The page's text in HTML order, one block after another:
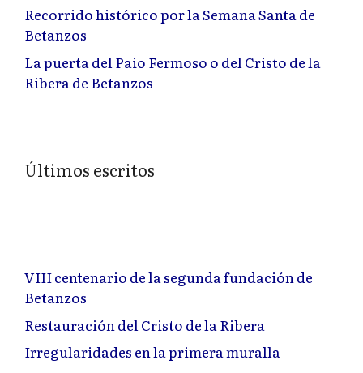
Recorrido histórico por la Semana Santa de
Betanzos
La puerta del Paio Fermoso o del Cristo de la
Ribera de Betanzos
Últimos escritos
VIII centenario de la segunda fundación de
Betanzos
Restauración del Cristo de la Ribera
Irregularidades en la primera muralla